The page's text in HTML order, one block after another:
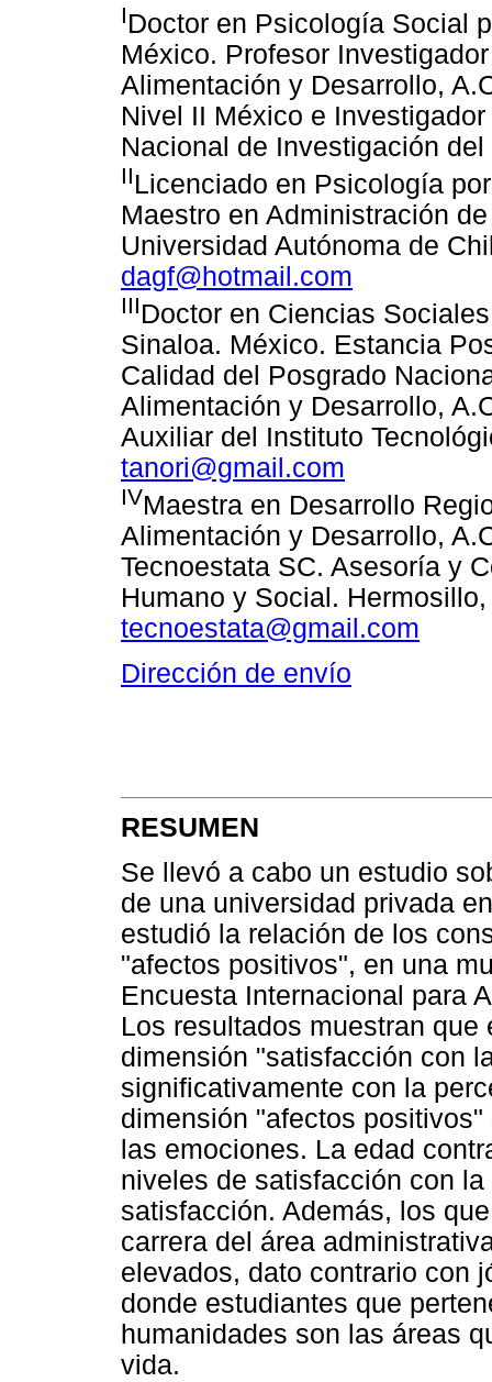
IDoctor en Psicología Social
México. Profesor
Alimentación y Desarrollo,
Nivel II México e
Nacional de Investigación del
IILicenciado en Psicología
Maestro en Administración
Universidad Autónoma de
dagf@hotmail.com
IIIDoctor en Ciencias
Sinaloa. México. Estancia
Calidad del Posgrado
Alimentación y Desarrollo,
Auxiliar del Instituto
tanori@gmail.com
IVMaestra en Desarrollo
Alimentación y Desarrollo,
Tecnoestata SC. Asesoría y
Humano y Social.
tecnoestata@gmail.com
Dirección de envío
RESUMEN
Se llevó a cabo un estudio
de una universidad privada
estudió la relación de los
"afectos positivos", en una
Encuesta Internacional para
Los resultados muestran
dimensión "satisfacción con
significativamente con la
dimensión "afectos
las emociones. La edad
niveles de satisfacción con
satisfacción. Además, los
carrera del área
elevados, dato contrario con
donde estudiantes que
humanidades son las áreas
vida.